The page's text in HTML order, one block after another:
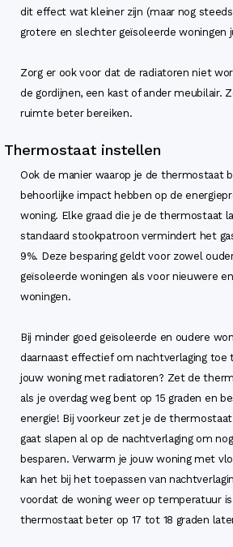
dit effect wat kleiner zijn (maar nog
grotere en slechter geïsoleerde woningen
Zorg er ook voor dat de radiatoren niet
de gordijnen, een kast of ander meubilair.
ruimte beter bereiken.
Thermostaat instellen
Ook de manier waarop je de thermostaat
behoorlijke impact hebben op de
woning. Elke graad die je de thermostaat
standaard stookpatroon vermindert het
9%. Deze besparing geldt voor zowel
geïsoleerde woningen als voor nieuwere
woningen.
Bij minder goed geïsoleerde en oudere
daarnaast effectief om nachtverlaging toe
jouw woning met radiatoren? Zet de
als je overdag weg bent op 15 graden en
energie! Bij voorkeur zet je de
gaat slapen al op de nachtverlaging om
besparen. Verwarm je jouw woning met
kan het bij het toepassen van
voordat de woning weer op temperatuur
thermostaat beter op 17 tot 18 graden